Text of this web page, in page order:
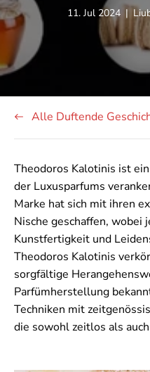
Artikel
veröffentlicht
11. Jul 2024 |
des
Alle Duftende
Theodoros Kalotinis ist
der Luxusparfums
Marke hat sich mit ihren
Nische geschaffen, wobei
Kunstfertigkeit und
Theodoros Kalotinis
sorgfältige
Parfümherstellung
Techniken mit
die sowohl zeitlos als